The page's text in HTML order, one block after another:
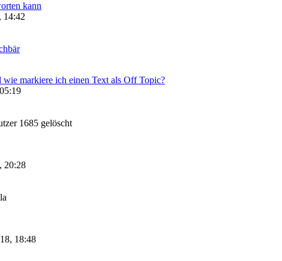
kann
14:42
markiere ich einen Text als Off Topic?
1685 gelöscht
20:28
18:48